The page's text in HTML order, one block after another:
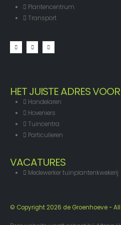
Plantencentrum
Transport
HET JUISTE ADRES
Handelaren
Hoveniers
Tuincentra
Particulieren
VACATURES
Medewerker tuinplantenkwekerij
© Copyright 2026 de Groenhoeve -